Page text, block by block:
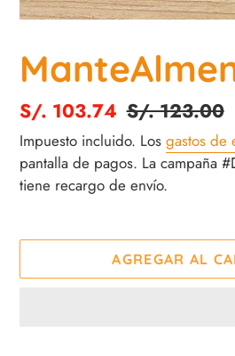
Precio
de
venta
S/. 103.74 Precio
habitual
S/. 123.00
Impuesto incluido. Los gastos de
pantalla de pagos. La campaña
tiene recargo de envío.
AGREGAR AL